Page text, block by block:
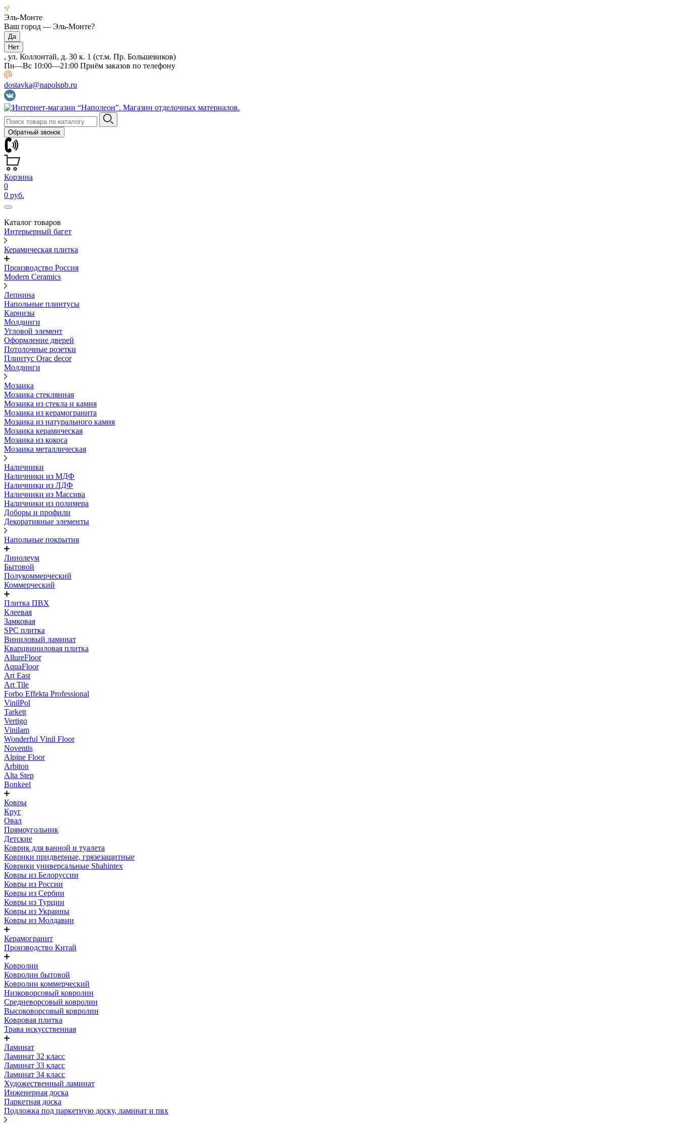
Эль-Монте
Ваш город — Эль-Монте?
, ул. Коллонтай, д. 30 к. 1 (ст.м. Пр. Большевиков)
Пн—Вс 10:00—21:00 Приём заказов по телефону
dostavka@napolspb.ru
Обратный звонок
Корзина
0
0 руб.
Каталог товаров
Интерьерный багет
Керамическая плитка
Производство Россия
Modern Ceramics
Лепнина
Напольные плинтусы
Карнизы
Молдинги
Угловой элемент
Оформление дверей
Потолочные розетки
Плинтус Orac decor
Молдинги
Мозаика
Мозаика стеклянная
Мозаика из стекла и камня
Мозаика из керамогранита
Мозаика из натурального камня
Мозаика керамическая
Мозаика из кокоса
Мозаика металлическая
Наличники
Наличники из МДФ
Наличники из ЛДФ
Наличники из Массива
Наличники из полимера
Доборы и профили
Декоративные элементы
Напольные покрытия
Линолеум
Бытовой
Полукоммерческий
Коммерческий
Плитка ПВХ
Клеевая
Замковая
SPC плитка
Виниловый ламинат
Кварцвиниловая плитка
AllureFloor
AquaFloor
Art East
Art Tile
Forbo Effekta Professional
VinilPol
Tarkett
Vertigo
Vinilam
Wonderful Vinil Floor
Noventis
Alpine Floor
Arbiton
Alta Step
Bonkeel
Ковры
Круг
Овал
Прямоугольник
Детские
Коврик для ванной и туалета
Коврики придверные, грязезащитные
Коврики универсальные Shahintex
Ковры из Белоруссии
Ковры из России
Ковры из Сербии
Ковры из Турции
Ковры из Украины
Ковры из Молдавии
Керамогранит
Производство Китай
Ковролин
Ковролин бытовой
Ковролин коммерческий
Низковорсовый ковролин
Средневорсовый ковролин
Высоковорсовый ковролин
Ковровая плитка
Трава искусственная
Ламинат
Ламинат 32 класс
Ламинат 33 класс
Ламинат 34 класс
Художественный ламинат
Инженерная доска
Паркетная доска
Подложка под паркетную доску, ламинат и пвх